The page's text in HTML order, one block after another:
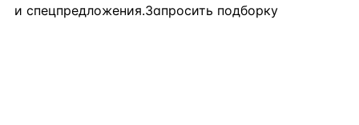
и спецпредложения.Запросить подборку